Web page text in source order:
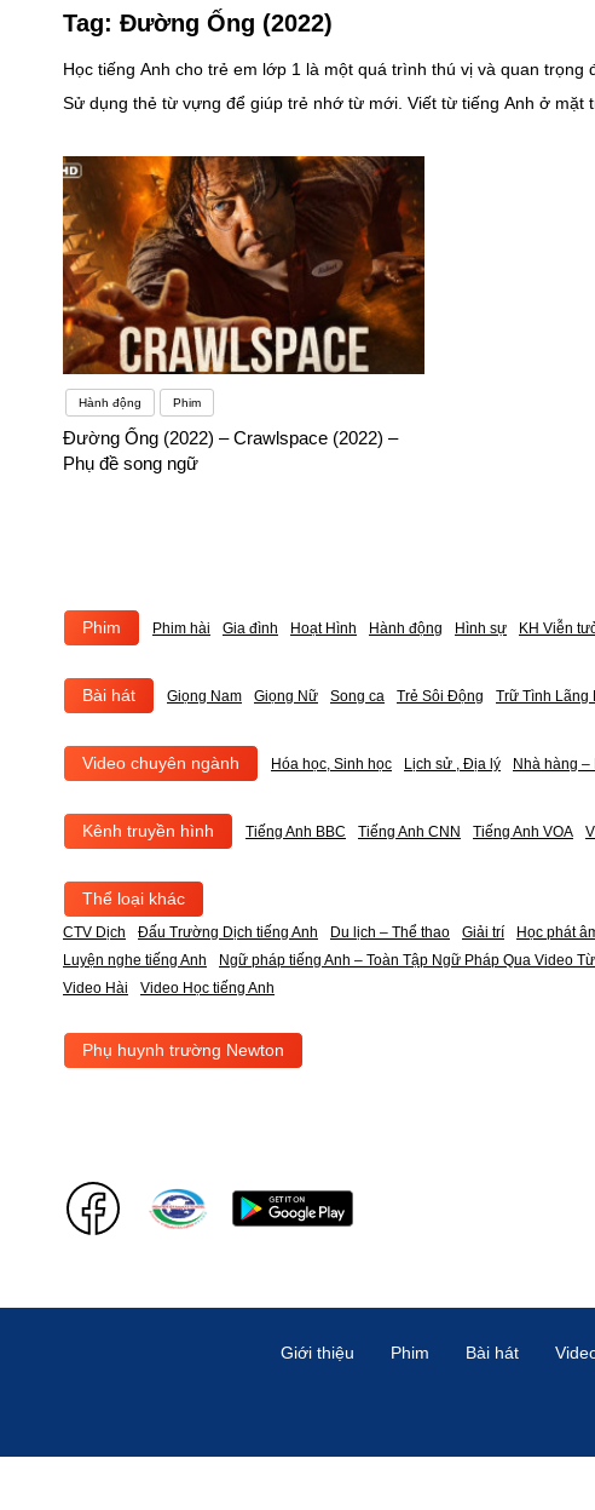
Tag: Đường Ống (2022)
Học tiếng Anh cho trẻ em lớp 1 là một quá trình thú vị và quan
Sử dụng thẻ từ vựng để giúp trẻ nhớ từ mới. Viết từ tiếng Anh ở mặt
liệu trực tuyến hỗ trợ học tiếng Anh cho trẻ lớp 1. Bạn có thể tìm
chủ đề mà trẻ yêu thích, ví dụ như gia đình, thú cưng, hoặc các đồ
tiếng Anh trong cuộc sống hàng ngày. Giao tiếp với trẻ bằng tiếng
xuyên thực hành. Hãy tạo môi trường tích cực để trẻ phát triển khả
bước sau:1. Ôn tập kiến thức cơ bản:- Xem lại các chương trình học,
bài tập và đề thi thử:- Tìm các đề thi thử trên sách giáo trình hoặc trang web uy tín.- Làm
nghe các bài hát tiếng Anh để cải thiện khả năng nghe và phát âm.- Tham gia các lớp học
Hành động Phim
Đường Ống (2022) – Crawlspace (2022) –
Phụ đề song ngữ
Phim Phim hài Gia đình Hoạt Hình Hành động Hình sự KH Viễn
Bài hát Giọng Nam Giọng Nữ Song ca Trẻ Sôi Động Trữ Tình Lãng
Video chuyên ngành Hóa học, Sinh học Lịch sử , Địa lý Nhà hàng –
Kênh truyền hình Tiếng Anh BBC Tiếng Anh CNN Tiếng Anh VOA
Thể loại khác
CTV Dịch Đấu Trường Dịch tiếng Anh Du lịch – Thể thao Giải trí Học phát
Luyện nghe tiếng Anh
Ngữ pháp tiếng Anh – Toàn Tập Ngữ Pháp Qua Video Từ
Video Hài
Video Học tiếng Anh
Phụ huynh trường Newton
Giới thiệu Phim Bài hát